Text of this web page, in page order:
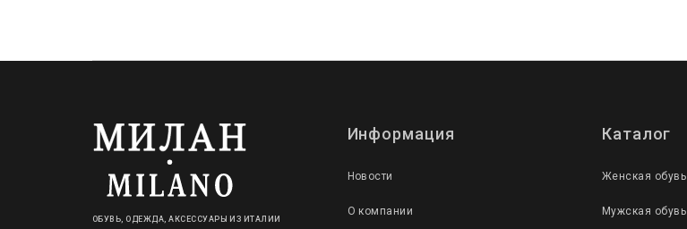
ОБУВЬ, ОДЕЖДА, АКСЕССУАРЫ ИЗ ИТАЛИИ
Информация
Новости
О компании
Каталог
Женская обувь
Мужская обувь